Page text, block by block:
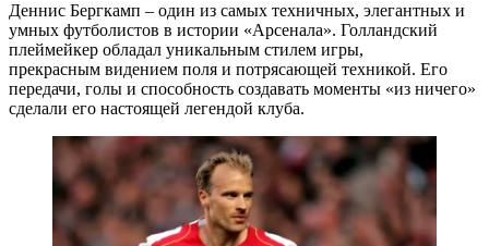
Деннис Бергкамп – один из самых техничных, элегантных и
умных футболистов в истории «Арсенала». Голландский
плеймейкер обладал уникальным стилем игры,
прекрасным видением поля и потрясающей техникой. Его
передачи, голы и способность создавать моменты «из ничего»
сделали его настоящей легендой клуба.